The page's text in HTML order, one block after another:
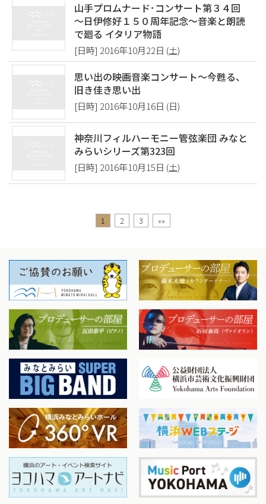
山手プロムナード･コンサート第３４回
〜日伊修好１５０周年記念〜音楽と朗読
で廻る イタリア物語
[日時] 2016年10月22日 (土)
思い出の映画音楽コンサート〜今甦る、
旧き佳き思い出
[日時] 2016年10月16日 (日)
神奈川フィルハーモニー管弦楽団 みなと
みらいシリーズ第323回
[日時] 2016年10月15日 (土)
1 2 3 »»